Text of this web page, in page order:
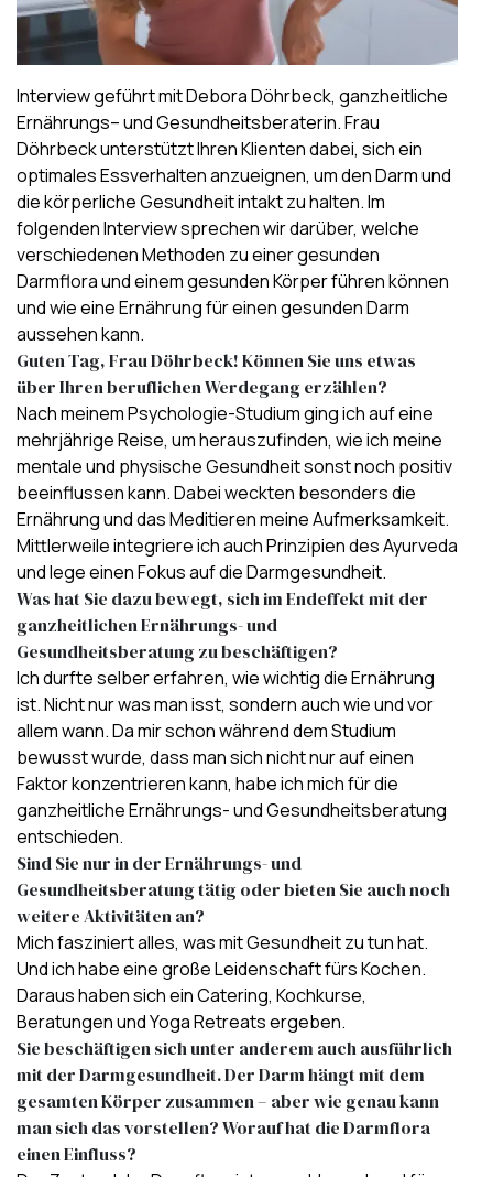
Interview geführt mitDebora Döhrbeck, ganzheitliche
Ernährungs– und Gesundheitsberaterin. Frau
Döhrbeck unterstützt Ihren Klienten dabei, sich ein
optimales Essverhalten anzueignen, um den Darm und
die körperliche Gesundheit intakt zu halten. Im
folgenden Interview sprechen wir darüber, welche
verschiedenen Methoden zu einer gesunden
Darmflora und einem gesunden Körper führen können
und wie eine Ernährung für einen gesunden Darm
aussehen kann.
Guten Tag, Frau Döhrbeck! Können Sie uns etwas
über Ihren beruflichen Werdegang erzählen?
Nach meinem Psychologie-Studium ging ich auf eine
mehrjährige Reise, um herauszufinden, wie ich meine
mentale und physische Gesundheit sonst noch positiv
beeinflussen kann. Dabei weckten besonders die
Ernährung und das Meditieren meine Aufmerksamkeit.
Mittlerweile integriere ich auch Prinzipien des Ayurveda
und lege einen Fokus auf die Darmgesundheit.
Was hat Sie dazu bewegt, sich im Endeffekt mit der
ganzheitlichen Ernährungs- und
Gesundheitsberatung zu beschäftigen?
Ich durfte selber erfahren, wie wichtig die Ernährung
ist. Nicht nur was man isst, sondern auch wie und vor
allem wann. Da mir schon während dem Studium
bewusst wurde, dass man sich nicht nur auf einen
Faktor konzentrieren kann, habe ich mich für die
ganzheitliche Ernährungs- und Gesundheitsberatung
entschieden.
Sind Sie nur in der Ernährungs- und
Gesundheitsberatung tätig oder bieten Sie auch noch
weitere Aktivitäten an?
Mich fasziniert alles, was mit Gesundheit zu tun hat.
Und ich habe eine große Leidenschaft fürs Kochen.
Daraus haben sich ein Catering, Kochkurse,
Beratungen und Yoga Retreats ergeben.
Sie beschäftigen sich unter anderem auch ausführlich
mit der Darmgesundheit. Der Darm hängt mit dem
gesamten Körper zusammen – aber wie genau kann
man sich das vorstellen? Worauf hat die Darmflora
einen Einfluss?